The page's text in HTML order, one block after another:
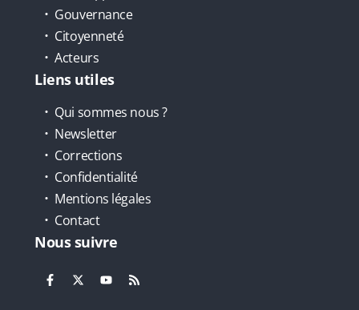
Gouvernance
Citoyenneté
Acteurs
Liens utiles
Qui sommes nous ?
Newsletter
Corrections
Confidentialité
Mentions légales
Contact
Nous suivre